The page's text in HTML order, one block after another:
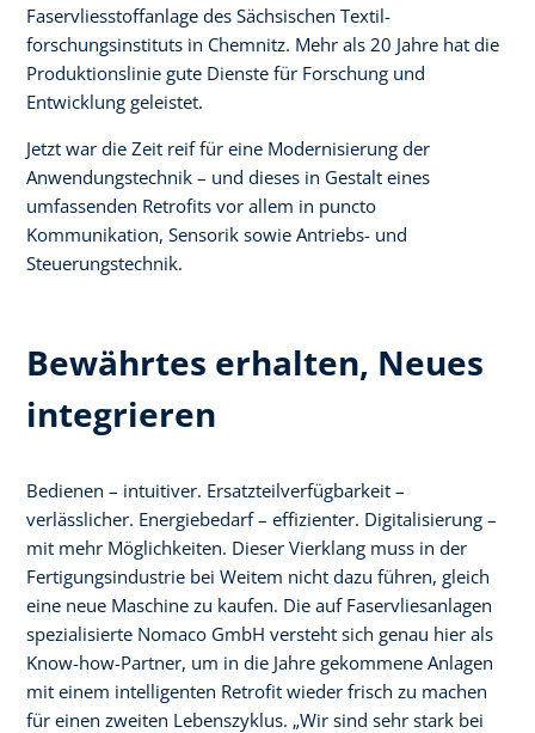
Faservliesstoffanlage des Sächsischen Textil-
forschungsinstituts in Chemnitz. Mehr als 20 Jahre hat die
Produktionslinie gute Dienste für Forschung und
Entwicklung geleistet.
Jetzt war die Zeit reif für eine Modernisierung der
Anwendungstechnik – und dieses in Gestalt eines
umfassenden Retrofits vor allem in puncto
Kommunikation, Sensorik sowie Antriebs- und
Steuerungstechnik.
Bewährtes erhalten, Neues
integrieren
Bedienen – intuitiver. Ersatzteilverfügbarkeit –
verlässlicher. Energiebedarf – effizienter. Digitalisierung –
mit mehr Möglichkeiten. Dieser Vierklang muss in der
Fertigungsindustrie bei Weitem nicht dazu führen, gleich
eine neue Maschine zu kaufen. Die auf Faservliesanlagen
spezialisierte Nomaco GmbH versteht sich genau hier als
Know-how-Partner, um in die Jahre gekommene Anlagen
mit einem intelligenten Retrofit wieder frisch zu machen
für einen zweiten Lebenszyklus. „Wir sind sehr stark bei